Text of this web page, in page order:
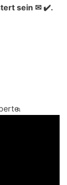
sein ✉ ✔️.